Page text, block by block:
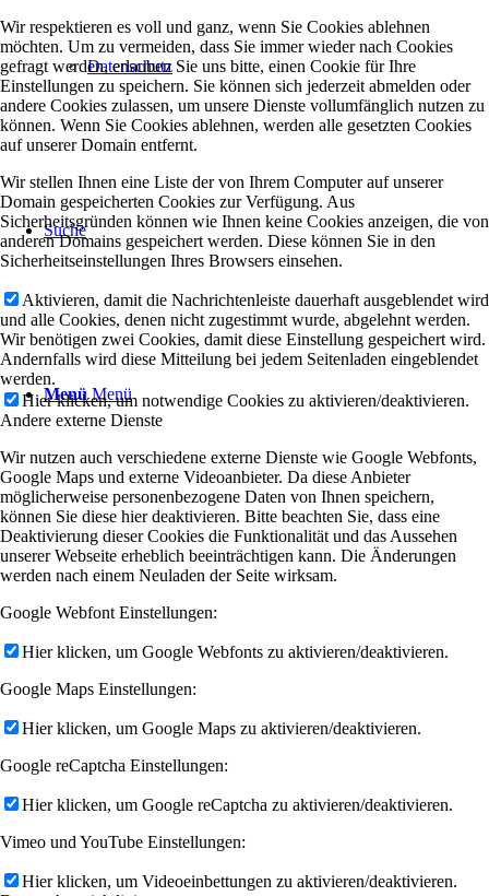
Datenschutz
Suche
Menü Menü
Wir respektieren es voll und ganz, wenn Sie Cookies ablehnen
möchten. Um zu vermeiden, dass Sie immer wieder nach Cookies
gefragt werden, erlauben Sie uns bitte, einen Cookie für Ihre
Einstellungen zu speichern. Sie können sich jederzeit abmelden oder
andere Cookies zulassen, um unsere Dienste vollumfänglich nutzen zu
können. Wenn Sie Cookies ablehnen, werden alle gesetzten Cookies
auf unserer Domain entfernt.
Wir stellen Ihnen eine Liste der von Ihrem Computer auf unserer
Domain gespeicherten Cookies zur Verfügung. Aus
Sicherheitsgründen können wie Ihnen keine Cookies anzeigen, die von
anderen Domains gespeichert werden. Diese können Sie in den
Sicherheitseinstellungen Ihres Browsers einsehen.
Aktivieren, damit die Nachrichtenleiste dauerhaft ausgeblendet wird
und alle Cookies, denen nicht zugestimmt wurde, abgelehnt werden.
Wir benötigen zwei Cookies, damit diese Einstellung gespeichert wird.
Andernfalls wird diese Mitteilung bei jedem Seitenladen eingeblendet
werden.
Hier klicken, um notwendige Cookies zu aktivieren/deaktivieren.
Andere externe Dienste
Wir nutzen auch verschiedene externe Dienste wie Google Webfonts,
Google Maps und externe Videoanbieter. Da diese Anbieter
möglicherweise personenbezogene Daten von Ihnen speichern,
können Sie diese hier deaktivieren. Bitte beachten Sie, dass eine
Deaktivierung dieser Cookies die Funktionalität und das Aussehen
unserer Webseite erheblich beeinträchtigen kann. Die Änderungen
werden nach einem Neuladen der Seite wirksam.
Google Webfont Einstellungen:
Hier klicken, um Google Webfonts zu aktivieren/deaktivieren.
Google Maps Einstellungen:
Hier klicken, um Google Maps zu aktivieren/deaktivieren.
Google reCaptcha Einstellungen:
Hier klicken, um Google reCaptcha zu aktivieren/deaktivieren.
Vimeo und YouTube Einstellungen:
Hier klicken, um Videoeinbettungen zu aktivieren/deaktivieren.